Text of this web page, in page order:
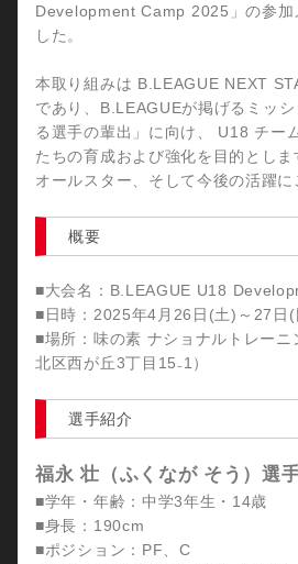
Development Camp 2025」の参加
した。
本取り組みは B.LEAGUE NEXT
であり、B.LEAGUEが掲げるミッ
る選手の輩出」に向け、 U18 チー
たちの育成および強化を目的としま
オールスター、そして今後の活躍に
概要
■大会名：B.LEAGUE U18
■日時：2025年4月26日(土)～27日(
■場所：味の素 ナショナルトレー
北区⻄が丘3丁目15­₋1）
選手紹介
福永 壮（ふくなが そう）選
■学年・年齢：中学3年生・14歳
■身長：190cm
■ポジション：PF、C